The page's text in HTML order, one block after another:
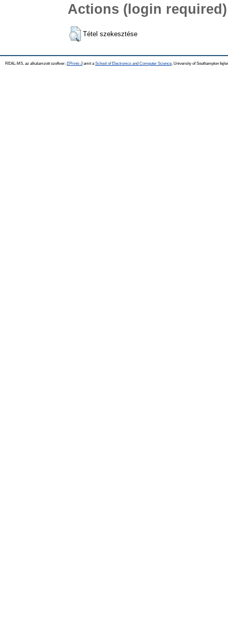
Actions (login required)
Tétel szekesztése
REAL-MS, az alkalamzott szoftver: EPrints 3amit a School of Electronics and Computer Science , University of Southampton